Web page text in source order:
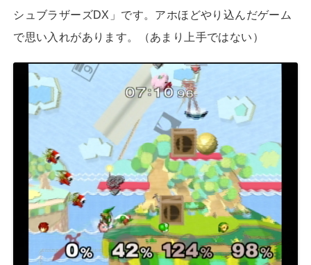
シュブラザーズDX」です。アホほどやり込んだゲーム
で思い入れがあります。（あまり上手ではない）